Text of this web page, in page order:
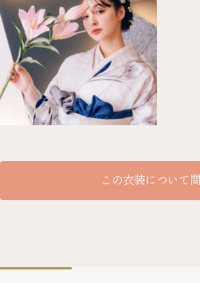
この衣装について